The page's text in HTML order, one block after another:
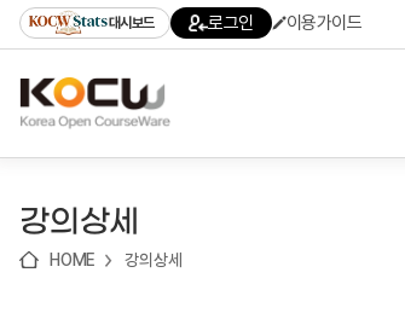
기
기
기
content)
가
대시보드 로그인 이용가이드
강의상세
HOME 강의상세